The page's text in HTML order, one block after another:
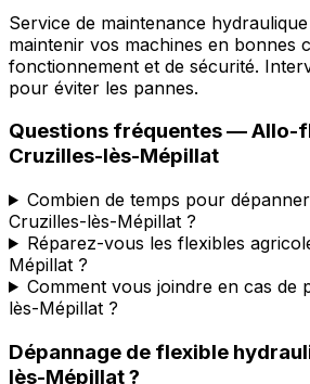
Service de maintenance
maintenir vos machines en bonnes
fonctionnement et de sécurité.
pour éviter les pannes.
Questions fréquentes —Allo-
Cruzilles-lès-Mépillat
Combien de temps pour
Cruzilles-lès-Mépillat ?
Réparez-vous les flexibles
Mépillat ?
Comment vous joindre en cas de
lès-Mépillat ?
Dépannage de flexible
lès-Mépillat?